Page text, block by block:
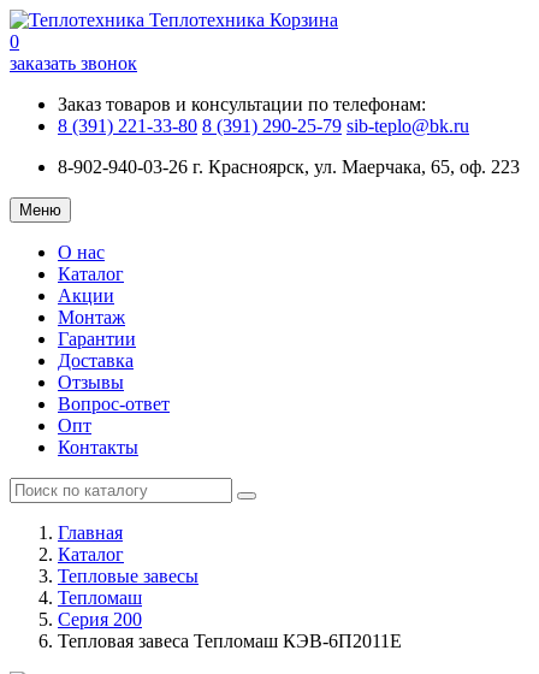
Теплотехника Корзина
0
заказать звонок
Заказ товаров и консультации по телефонам:
8 (391) 221-33-80 8 (391) 290-25-79 sib-teplo@bk.ru
8-902-940-03-26 г. Красноярск, ул. Маерчака, 65, оф. 223
Меню
О нас
Каталог
Акции
Монтаж
Гарантии
Доставка
Отзывы
Вопрос-ответ
Опт
Контакты
Главная
Каталог
Тепловые завесы
Тепломаш
Серия 200
Тепловая завеса Тепломаш КЭВ-6П2011Е